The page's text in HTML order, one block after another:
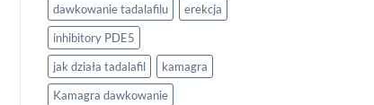
dawkowanie tadalafilu
erekcja
inhibitory PDE5
jak działa tadalafil
kamagra
Kamagra dawkowanie